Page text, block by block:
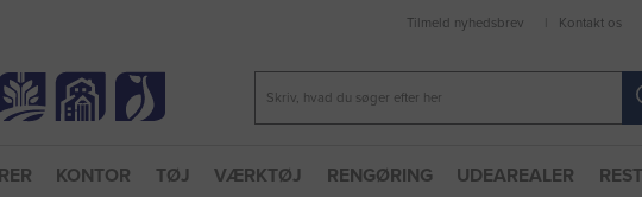
Tilmeld nyhedsbrev Kontakt os
KONTOR TØJ VÆRKTØJ RENGØRING UDEAREALER